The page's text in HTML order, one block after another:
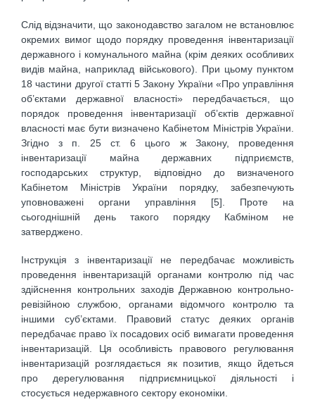
Слід відзначити, що законодавство загалом не встановлює
окремих вимог щодо порядку проведення інвентаризації
державного і комунального майна (крім деяких особливих
видів майна, наприклад військового). При цьому пунктом
18 частини другої статті 5 Закону України «Про управління
об’єктами державної власності» передбачається, що
порядок проведення інвентаризації об’єктів державної
власності має бути визначено Кабінетом Міністрів України.
Згідно з п. 25 ст. 6 цього ж Закону, проведення
інвентаризації майна державних підприємств,
господарських структур, відповідно до визначеного
Кабінетом Міністрів України порядку, забезпечують
уповноважені органи управління [5]. Проте на
сьогоднішній день такого порядку Кабміном не
затверджено.
Інструкція з інвентаризації не передбачає можливість
проведення інвентаризацій органами контролю під час
здійснення контрольних заходів Державною контрольно-
ревізійною службою, органами відомчого контролю та
іншими суб’єктами. Правовий статус деяких органів
передбачає право їх посадових осіб вимагати проведення
інвентаризацій. Ця особливість правового регулювання
інвентаризацій розглядається як позитив, якщо йдеться
про дерегулювання підприємницької діяльності і
стосується недержавного сектору економіки.